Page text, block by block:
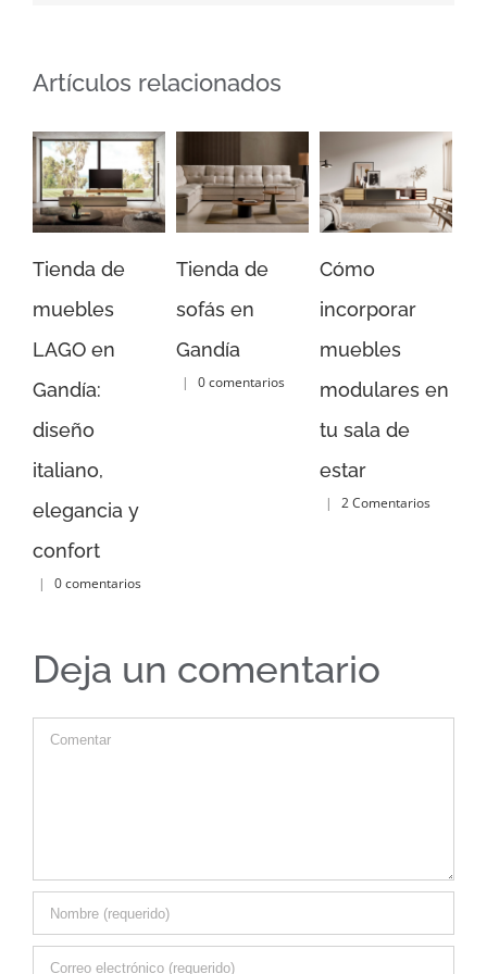
Artículos relacionados
Tienda de
sofás en
Gandía
| 0 comentarios
Cómo
incorporar
muebles
modulares en
Muebles
Inteligentes:
Diseño y
Tecnología
para tu Hogar
| 0 comentarios
Deja un comentario
C